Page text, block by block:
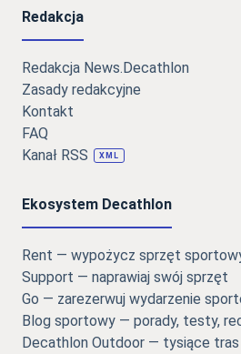
Redakcja
Redakcja News.Decathlon
Zasady redakcyjne
Kontakt
FAQ
Kanał RSS
XML
Ekosystem Decathlon
Rent — wypożycz sprzęt
Support — naprawiaj swój sprzęt
Go — zarezerwuj wydarzenie
Blog sportowy — porady, testy,
Decathlon Outdoor — tysiące